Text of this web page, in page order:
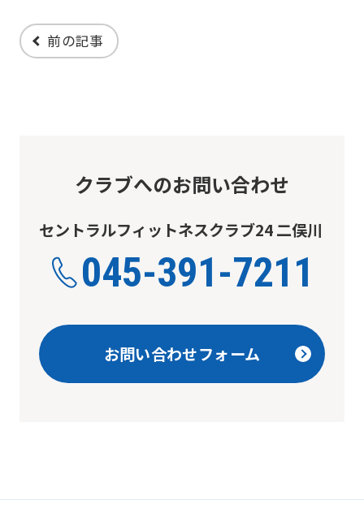
前の記事
クラブへのお問い合わせ
セントラルフィットネスクラブ24 二俣川
045-391-7211
お問い合わせフォーム
this
website
be
mechanically,
so
accurate